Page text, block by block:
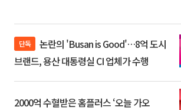
단독
브랜드, 용산 대통령실 CI 업체가 수행
2000억 수혈받은 홈플러스 ‘오늘 가오